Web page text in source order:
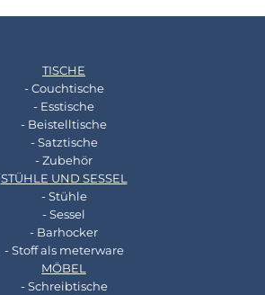
TISCHE
- Couchtische
- Esstische
- Beistelltische
- Satztische
- Zubehör
STÜHLE UND SESSEL
- Stühle
- Sessel
- Barhocker
- Stoff als meterware
MÖBEL
- Schreibtische